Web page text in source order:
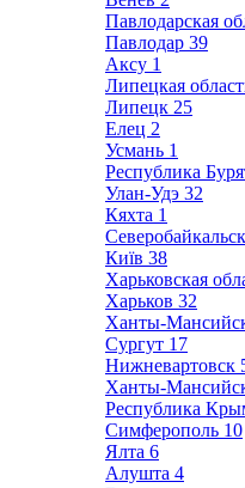
Павлодарская
Павлодар 39
Аксу 1
Липецкая
Липецк 25
Елец 2
Усмань 1
Республика
Улан-Удэ 32
Кяхта 1
Северобайкальск
Київ 38
Харьковская
Харьков 32
Ханты-
Сургут 17
Нижневартовск
Ханты-
Республика
Симферополь 10
Ялта 6
Алушта 4